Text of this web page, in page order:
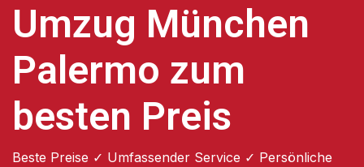
Umzug München
Palermo zum
besten Preis
Beste Preise ✓ Umfassender Service ✓ Persönliche